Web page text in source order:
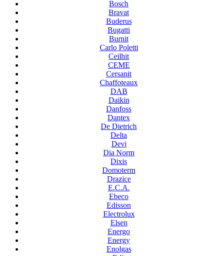
Bosch
Bravat
Buderus
Bugatti
Burnit
Carlo Poletti
Ceilhit
CEME
Cersanit
Chaffoteaux
DAB
Daikin
Danfoss
Dantex
De Dietrich
Delta
Devi
Dia Norm
Dixis
Domoterm
Drazice
E.C.A.
Ebeco
Edisson
Electrolux
Elsen
Energo
Energy
Enolgas